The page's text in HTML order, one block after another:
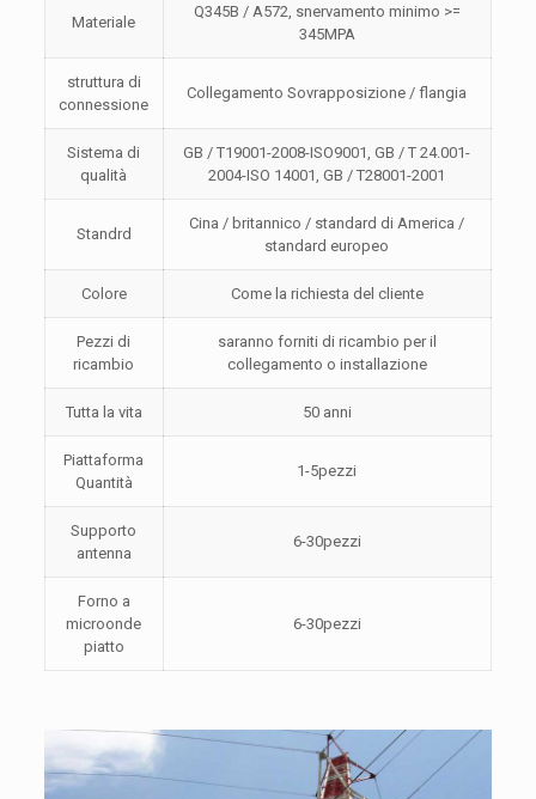
Materiale
Q345B / A572, snervamento minimo >=
345MPA
struttura di
connessione
Collegamento Sovrapposizione / flangia
Sistema di
qualità
GB / T19001-2008-ISO9001, GB / T 24.001-
2004-ISO 14001, GB / T28001-2001
Standrd
Cina / britannico / standard di America /
standard europeo
Colore Come la richiesta del cliente
Pezzi di
ricambio
saranno forniti di ricambio per il
collegamento o installazione
Tutta la vita 50 anni
Piattaforma
Quantità
1-5pezzi
Supporto
antenna
6-30pezzi
Forno a
microonde
piatto
6-30pezzi